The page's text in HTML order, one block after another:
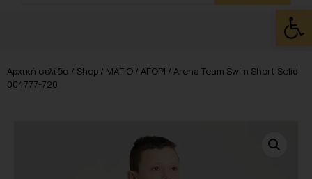
Αρχική σελίδα / Shop / ΜΑΓΙΟ / ΑΓΟΡΙ / Arena Team Swim Short Solid
004777-720